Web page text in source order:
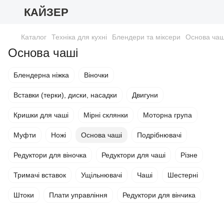
КАЙЗЕР
Каталог Техніка для кухні Блендери та міксери Основа
Основа чаші
Блендерна ніжка Віночки
Вставки (терки), диски, насадки Двигуни
Кришки для чаші Мірні склянки Моторна група
Муфти Ножі Основа чаші Подрібнювачі
Редуктори для віночка Редуктори для чаші Різне
Тримачі вставок Ущільнювачі Чаші Шестерні
Штоки Плати управління Редуктори для вінчика